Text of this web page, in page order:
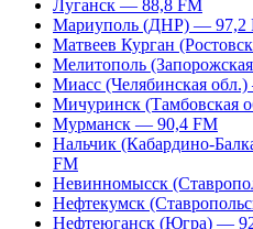
Луганск — 88,8 FM
Мариуполь (ДНР) — 97,2
Матвеев Курган
Мелитополь
Миасс (Челябинская
Мичуринск (Тамбовская
Мурманск — 90,4 FM
Нальчик (Кабардино-
FM
Невинномысск
Нефтекумск
Нефтеюганск (Югра) —